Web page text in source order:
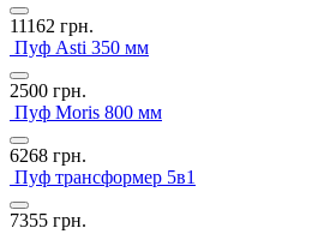
11162 грн.
Пуф Asti 350 мм
2500 грн.
Пуф Moris 800 мм
6268 грн.
Пуф трансформер 5в1
7355 грн.